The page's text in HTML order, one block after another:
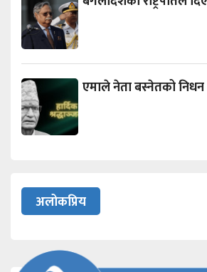
एमाले नेता बस्नेतको निधन
अलोकप्रिय